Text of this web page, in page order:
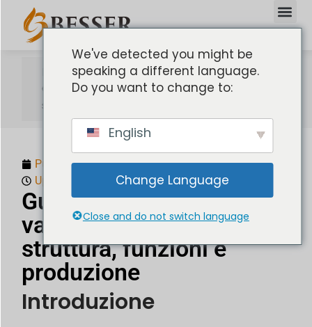
Home
Guida alle parti delle valvole a sfera:
struttura, funzioni e produzione
Pubblicato: Dicembre 17, 2025
Updated: Dicembre 17, 2025
Guida alle parti delle
valvole a sfera:
struttura, funzioni e
produzione
Introduzione
We've detected you might be
speaking a different language.
Do you want to change to:
English
Change Language
Close and do not switch language